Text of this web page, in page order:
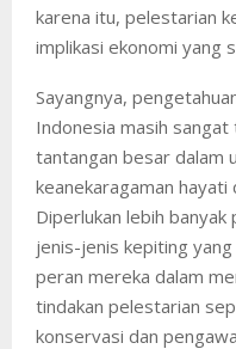
karena itu, pelestarian
implikasi ekonomi yang
Sayangnya,
Indonesia masih
tantangan besar dalam
keanekaragaman
Diperlukan lebih
jenis-jenis kepiting
peran mereka dalam
tindakan pelestarian
konservasi dan